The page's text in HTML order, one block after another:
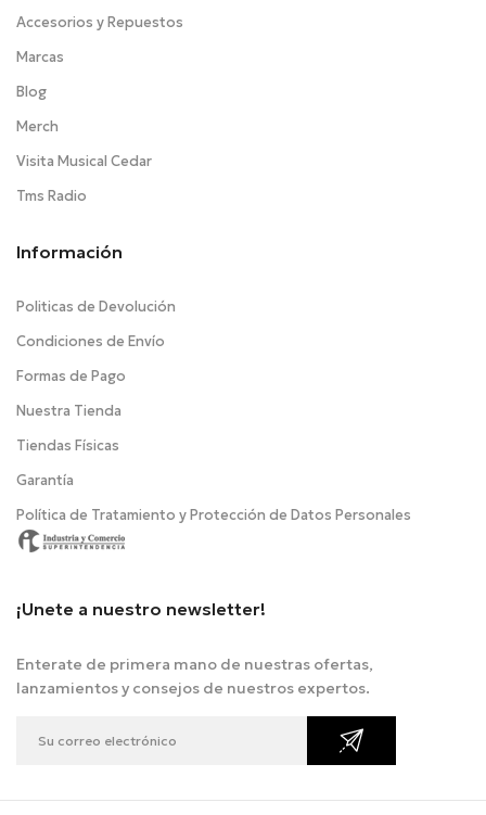
Accesorios y Repuestos
Marcas
Blog
Merch
Visita Musical Cedar
Tms Radio
Información
Politicas de Devolución
Condiciones de Envío
Formas de Pago
Nuestra Tienda
Tiendas Físicas
Garantía
Política de Tratamiento y Protección de Datos Personales
¡Unete a nuestro newsletter!
Enterate de primera mano de nuestras ofertas,
lanzamientos y consejos de nuestros expertos.